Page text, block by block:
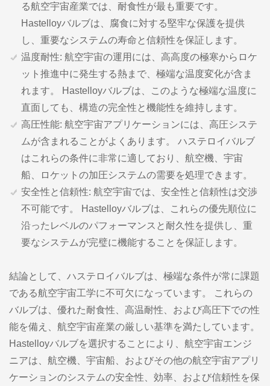
る航空宇宙産業では、耐食性が最も重要です。
Hastelloyバルブは、腐食に対する堅牢な保護を提供
し、重要なシステムの寿命と信頼性を保証します。
温度耐性: 航空宇宙の運用には、高高度の極寒からロケ
ット推進中に発生する熱まで、極端な温度変化が含ま
れます。 Hastelloyバルブは、このような極端な温度に
直面しても、構造の完全性と機能性を維持します。
高圧性能: 航空宇宙アプリケーションには、高圧システ
ムが含まれることがよくあります。 ハステロイバルブ
はこれらの条件に非常に適しており、航空機、宇宙
船、ロケットの加圧システムの需要を処理できます。
安全性と信頼性: 航空宇宙では、安全性と信頼性は交渉
不可能です。 Hastelloyバルブは、これらの優先順位に
沿ったレベルのパフォーマンスと耐久性を提供し、重
要なシステムが完璧に機能することを保証します。
結論として、ハステロイバルブは、極端な条件が常に課題
である航空宇宙工学に不可欠になっています。 これらの
バルブは、優れた耐食性、高温耐性、および高圧下での性
能を備え、航空宇宙産業の厳しい基準を満たしています。
Hastelloyバルブを選択することにより、航空宇宙エンジ
ニアは、航空機、宇宙船、およびその他の航空宇宙アプリ
ケーションのシステムの安全性、効率、および信頼性を保